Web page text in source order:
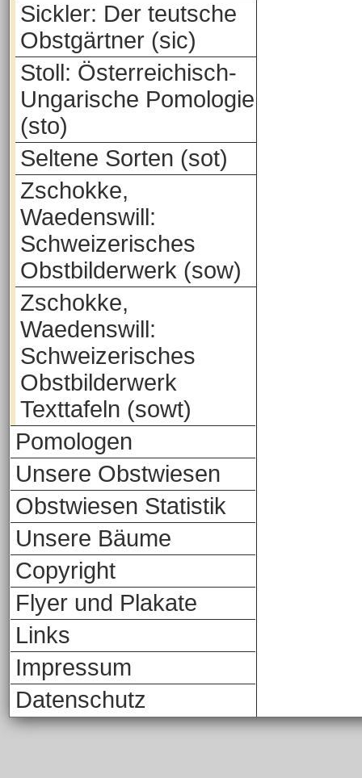
Sickler: Der teutsche
Obstgärtner (sic)
Stoll: Österreichisch-
Ungarische Pomologie
(sto)
Seltene Sorten (sot)
Zschokke,
Waedenswill:
Schweizerisches
Obstbilderwerk (sow)
Zschokke,
Waedenswill:
Schweizerisches
Obstbilderwerk
Texttafeln (sowt)
Pomologen
Unsere Obstwiesen
Obstwiesen Statistik
Unsere Bäume
Copyright
Flyer und Plakate
Links
Impressum
Datenschutz